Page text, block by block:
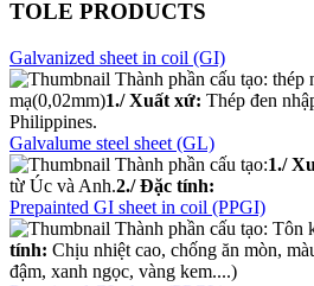
TOLE PRODUCTS
Galvanized sheet in coil (GI)
Thành phần cấu tạo: thép
mạ(0,02mm)1./ Xuất xứ: Thép đen
Philippines.
Galvalume steel sheet (GL)
Thành phần cấu tạo:1./
từ Úc và Anh.2./ Đặc tính:
Prepainted GI sheet in coil (PPGI)
Thành phần cấu tạo: Tôn
tính: Chịu nhiệt cao, chống ăn mòn,
đậm, xanh ngọc, vàng kem....)